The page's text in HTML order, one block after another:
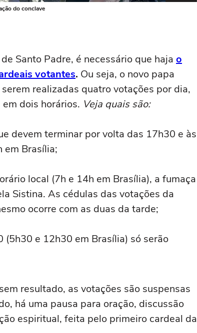
do conclave
Santo Padre, é necessário que haja o
votantes. Ou seja, o novo papa
realizadas quatro votações por dia,
dois horários. Veja quais são:
devem terminar por volta das 17h30 e às
em Brasília;
local (7h e 14h em Brasília), a fumaça
Sistina. As cédulas das votações da
ocorre com as duas da tarde;
e 12h30 em Brasília) só serão
resultado, as votações são suspensas
há uma pausa para oração, discussão
espiritual, feita pelo primeiro cardeal da